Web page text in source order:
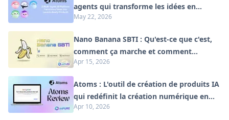
agents qui transforme les idées en
produits prêts à être lancés
May 22, 2026
Nano Banana SBTI : Qu'est-ce que c'est,
comment ça marche et comment
l'utiliser en 2026
Apr 15, 2026
Atoms : L'outil de création de produits IA
qui redéfinit la création numérique en
2026
Apr 10, 2026